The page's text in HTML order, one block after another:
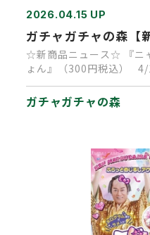
2026.04.15 UP
ガチャガチャの森【
☆新商品ニュース☆ 『ニ
ょん』（300円税込）
ガチャガチャの森